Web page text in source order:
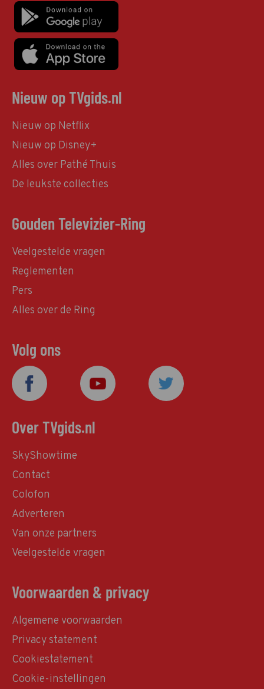
Nieuw op TVgids.nl
Nieuw op Netflix
Nieuw op Disney+
Alles over Pathé Thuis
De leukste collecties
Gouden Televizier-Ring
Veelgestelde vragen
Reglementen
Pers
Alles over de Ring
Volg ons
Over TVgids.nl
SkyShowtime
Contact
Colofon
Adverteren
Van onze partners
Veelgestelde vragen
Voorwaarden & privacy
Algemene voorwaarden
Privacy statement
Cookiestatement
Cookie-instellingen